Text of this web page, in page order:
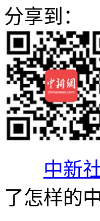
分享到：
中新
了怎样的